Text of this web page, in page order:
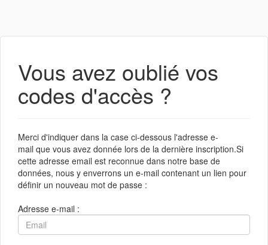
Vous avez oublié vos
codes d'accès ?
Merci d'indiquer dans la case ci-dessous l'adresse e-
mail que vous avez donnée lors de la dernière inscription.Si
cette adresse email est reconnue dans notre base de
données, nous y enverrons un e-mail contenant un lien pour
définir un nouveau mot de passe :
Adresse e-mail :